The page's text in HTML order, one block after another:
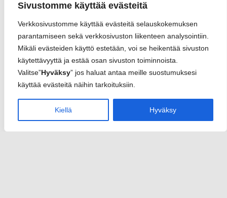
Sivustomme käyttää evästeitä
Verkkosivustomme käyttää evästeitä selauskokemuksen
parantamiseen sekä verkkosivuston liikenteen analysointiin.
Mikäli evästeiden käyttö estetään, voi se heikentää sivuston
käytettävyyttä ja estää osan sivuston toiminnoista.
Valitse”Hyväksy” jos haluat antaa meille suostumuksesi
käyttää evästeitä näihin tarkoituksiin.
Kiellä Hyväksy